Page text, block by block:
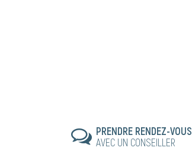
PRENDRE RENDEZ-VOUS
AVEC UN CONSEILLER